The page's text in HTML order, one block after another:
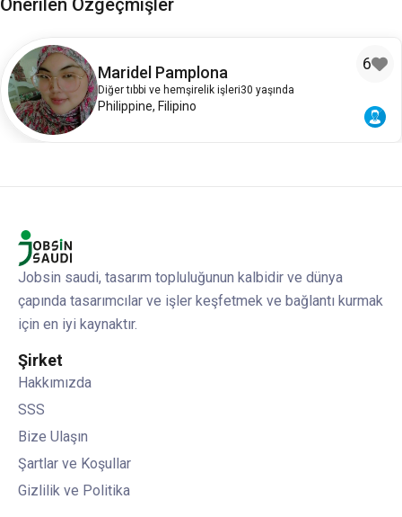
Maridel Pamplona
Diğer tıbbi ve hemşirelik işleri30 yaşında
Philippine, Filipino
6
Jobsin saudi, tasarım topluluğunun kalbidir ve dünya
çapında tasarımcılar ve işler keşfetmek ve bağlantı kurmak
için en iyi kaynaktır.
Şirket
Hakkımızda
SSS
Bize Ulaşın
Şartlar ve Koşullar
Gizlilik ve Politika